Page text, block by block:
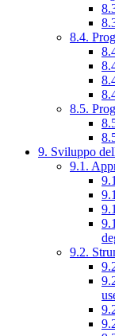
8.4.
8.5.
9. Sviluppo
9.1.
9.2.